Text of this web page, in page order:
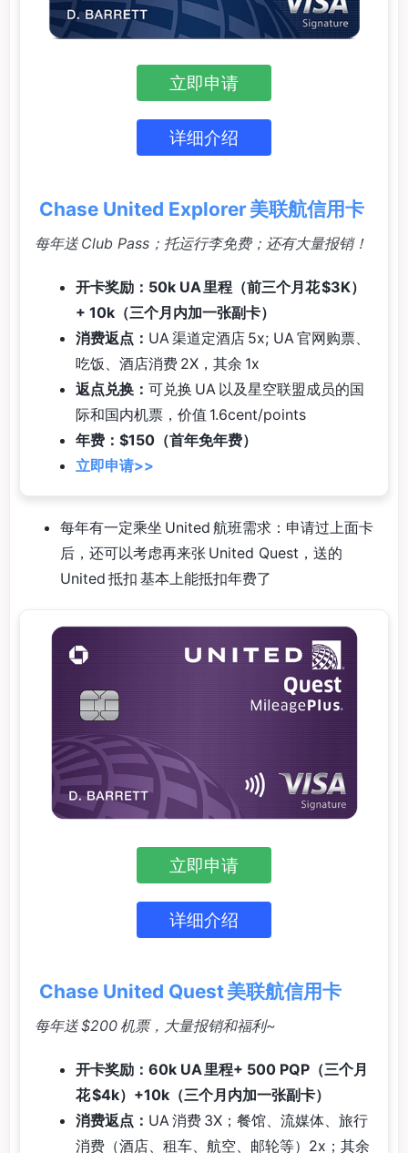
立即申请
详细介绍
Chase United Explorer 美联航信用卡
每年送 Club Pass；托运行李免费；还有大量报销！
开卡奖励：50k UA 里程（前三个月花 $3K）
+ 10k（三个月内加一张副卡）
消费返点： UA 渠道定酒店 5x; UA 官网购票、
吃饭、酒店消费 2X，其余 1x
返点兑换： 可兑换 UA 以及星空联盟成员的国
际和国内机票，价值 1.6cent/points
年费：$150（首年免年费）
立即申请>>
每年有一定乘坐 United 航班需求：申请过上面卡
后，还可以考虑再来张 United Quest，送的
United 抵扣 基本上能抵扣年费了
立即申请
详细介绍
Chase United Quest 美联航信用卡
每年送 $200 机票，大量报销和福利~
开卡奖励：60k UA 里程+ 500 PQP（三个月
花 $4k）+10k（三个月内加一张副卡）
消费返点： UA 消费 3X；餐馆、流媒体、旅行
消费（酒店、租车、航空、邮轮等）2x；其余